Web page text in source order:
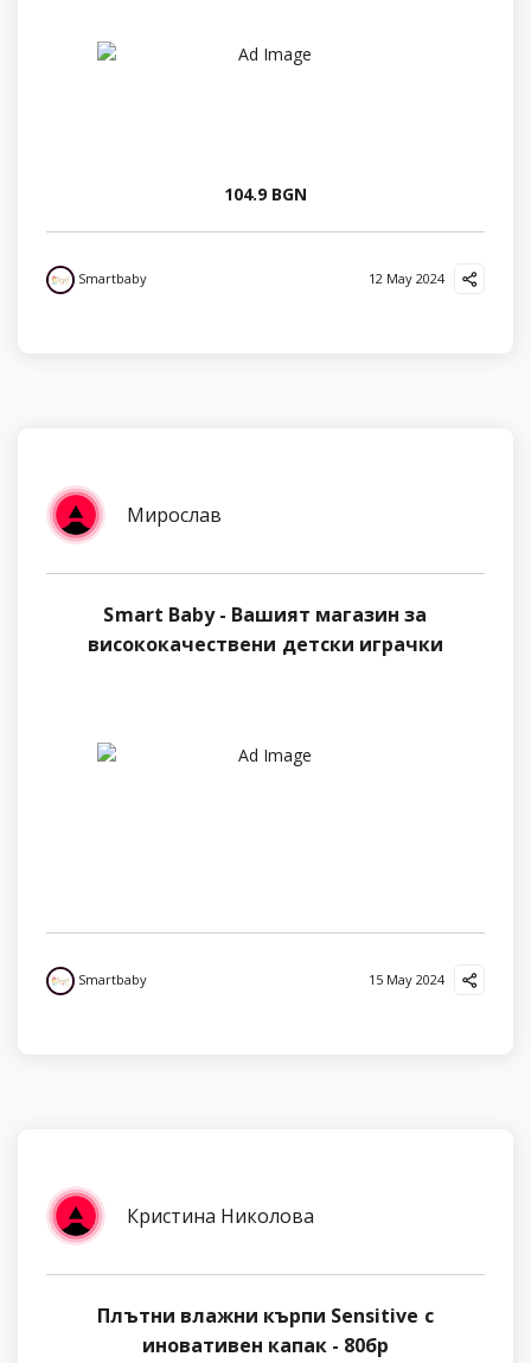
104.9 BGN
Smartbaby 12 May 2024
Мирослав
Smart Baby - Вашият магазин за
висококачествени детски играчки
Smartbaby 15 May 2024
Кристина Николова
Плътни влажни кърпи Sensitive с
иновативен капак - 80бр